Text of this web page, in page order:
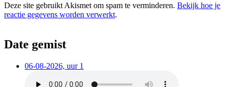
Deze site gebruikt Akismet om spam te verminderen. Bekijk hoe je
reactie gegevens worden verwerkt.
Date gemist
06-08-2026, uur 1